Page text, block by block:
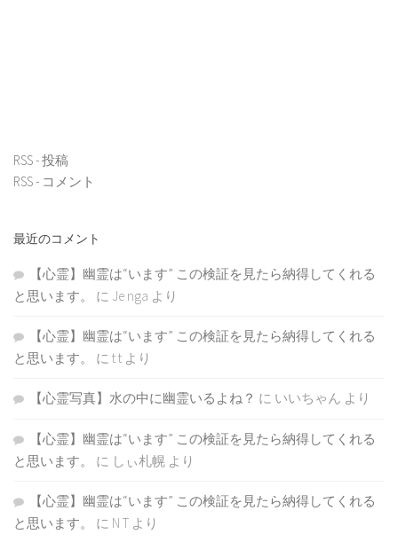
RSS - 投稿
RSS - コメント
最近のコメント
【心霊】幽霊は“います” この検証を見たら納得してくれる
と思います。
に Je nga より
【心霊】幽霊は“います” この検証を見たら納得してくれる
と思います。
に t t より
【心霊写真】水の中に幽霊いるよね？ に いいちゃん より
【心霊】幽霊は“います” この検証を見たら納得してくれる
と思います。
に しぃ札幌 より
【心霊】幽霊は“います” この検証を見たら納得してくれる
と思います。
に N T より